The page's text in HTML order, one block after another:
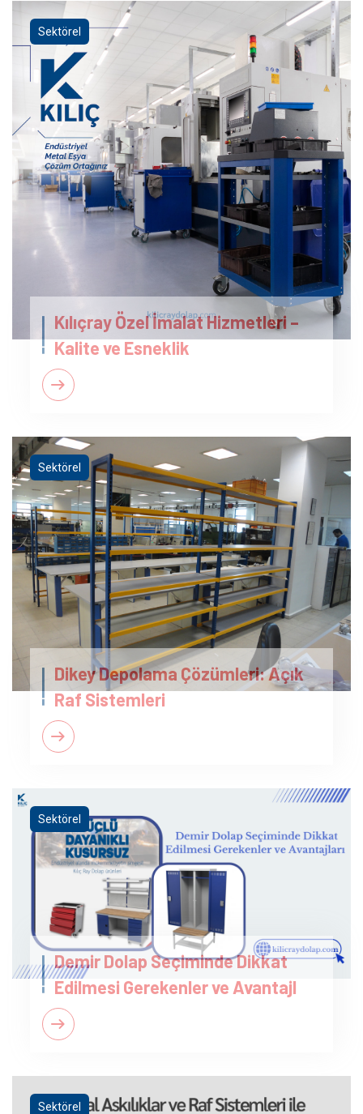
Sektörel
Kılıçray Özel İmalat Hizmetleri –
Kalite ve Esneklik
Sektörel
Dikey Depolama Çözümleri: Açık
Raf Sistemleri
Sektörel
Demir Dolap Seçiminde Dikkat
Edilmesi Gerekenler ve Avantajl
Sektörel